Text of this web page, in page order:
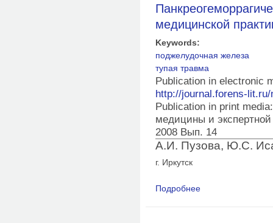
медицинской
Keywords:
поджелудочная железа
тупая травма
Publication in electronic
http://journal.forens-lit.ru/
Publication in print
медицины и
2008 Вып. 14
А.И. Пузова, Ю.С.
г. Иркутск
Подробнее